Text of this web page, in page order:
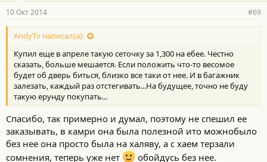
10 Окт 2014 #69
AndyTv написал(а):
Купил еще в апреле такую сеточку за 1,300 на ебее. Честно
сказать, больше мешается. Если положить что-то весомое
будет об дверь биться, близко все таки от нее. И в багажник
залезать, каждый раз отстегивать...На будущее, точно не буду
такую ерунду покупать...
Спасибо, так примерно и думал, поэтому не спешил ее
заказывать, в камри она была полезной ито можнобыло
без нее она просто была на халяву, а с хаем терзали
сомнения, теперь уже нет
обойдусь без нее.